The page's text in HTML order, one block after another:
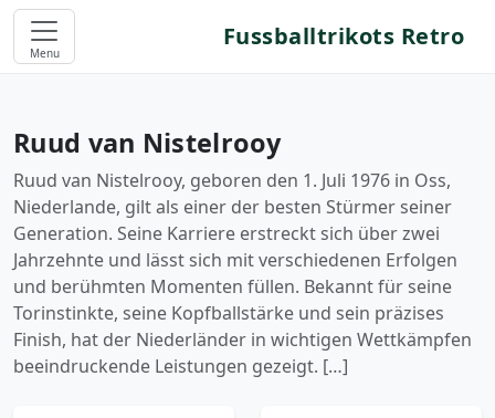
Menu
Fussballtrikots Retro
Ruud van Nistelrooy
Ruud van Nistelrooy, geboren den 1. Juli 1976 in Oss,
Niederlande, gilt als einer der besten Stürmer seiner
Generation. Seine Karriere erstreckt sich über zwei
Jahrzehnte und lässt sich mit verschiedenen Erfolgen
und berühmten Momenten füllen. Bekannt für seine
Torinstinkte, seine Kopfballstärke und sein präzises
Finish, hat der Niederländer in wichtigen Wettkämpfen
beeindruckende Leistungen gezeigt. […]